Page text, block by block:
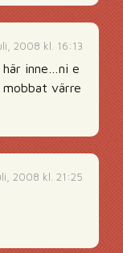
2008 kl. 16:13
inne…ni e
värre
2008 kl. 21:25